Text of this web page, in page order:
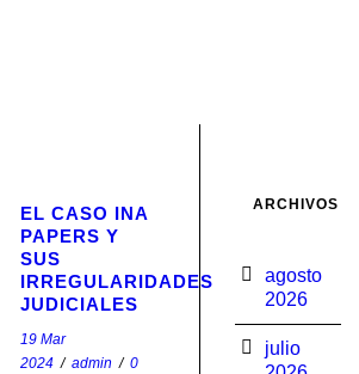
EL CASO INA
PAPERS Y
SUS
IRREGULARIDADES
JUDICIALES
19 Mar
2024 / admin / 0
ARCHIVOS
agosto
2026
julio